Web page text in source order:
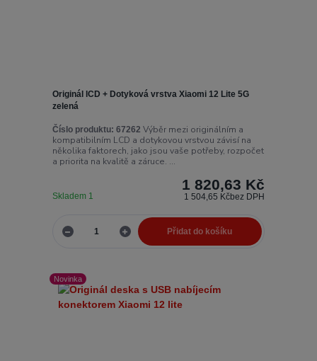
Originál lCD + Dotyková vrstva Xiaomi 12 Lite 5G
zelená
Číslo produktu: 67262 Výběr mezi originálním a
kompatibilním LCD a dotykovou vrstvou závisí na
několika faktorech, jako jsou vaše potřeby, rozpočet
a priorita na kvalitě a záruce. ...
1 820,63 Kč
1 504,65 Kčbez DPH
Skladem 1
Přidat do košíku
Novinka